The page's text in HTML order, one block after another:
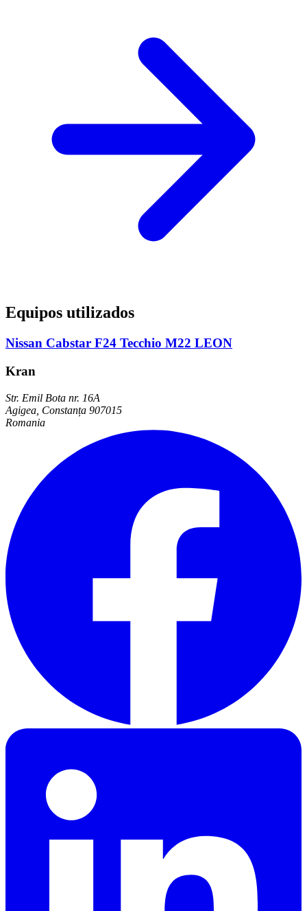
Equipos utilizados
Nissan Cabstar F24 Tecchio M22 LEON
Kran
Str. Emil Bota nr. 16A
Agigea, Constanța 907015
Romania